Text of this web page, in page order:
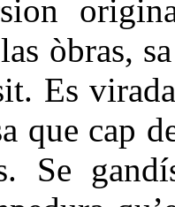
òbras,
Es
que cap
Se